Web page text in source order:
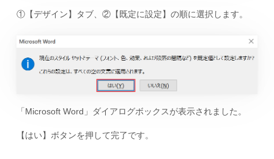
①【デザイン】タブ、②【既定に設定】の順に選択します。
「Microsoft Word」ダイアログボックスが表示されました。
【はい】ボタンを押して完了です。